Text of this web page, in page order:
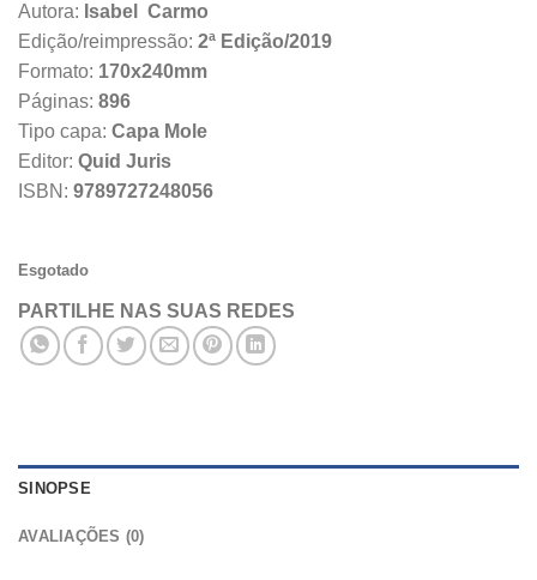
original
era:
40.00€.
atual
é:
36.00€.
Autora: Isabel Carmo
Edição/reimpressão: 2ª Edição/2019
Formato: 170x240mm
Páginas: 896
Tipo capa: Capa Mole
Editor: Quid Juris
ISBN: 9789727248056
Esgotado
PARTILHE NAS SUAS REDES
SINOPSE
AVALIAÇÕES (0)